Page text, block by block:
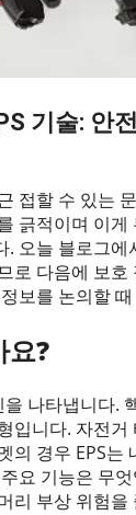
기술: 안
접할 수 있는
긁적이며 이
오늘 블로그에
로 다음에 보
보를 논의할
요?
나타냅니다.
입니다. 자전거
의 경우 EPS는
요 기능은 무
리 부상 위험을